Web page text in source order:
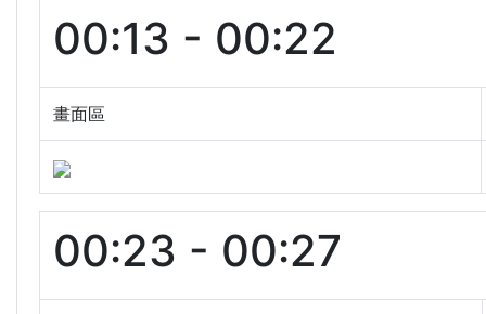
00:13 - 00:22
畫面區
00:23 - 00:27